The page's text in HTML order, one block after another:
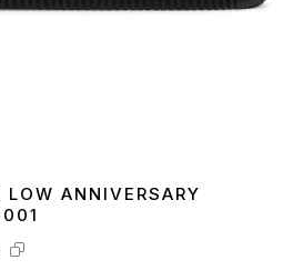
45
LOW ANNIVERSARY